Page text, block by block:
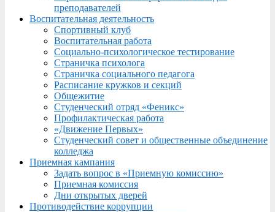
преподавателей
Воспитательная деятельность
Спортивный клуб
Воспитательная работа
Социально-психологическое тестирование
Страничка психолога
Страничка социального педагога
Расписание кружков и секций
Общежитие
Студенческий отряд «Феникс»
Профилактическая работа
«Движение Первых»
Студенческий совет и общественные объединение
колледжа
Приемная кампания
Задать вопрос в «Приемную комиссию»
Приемная комиссия
Дни открытых дверей
Противодействие коррупции